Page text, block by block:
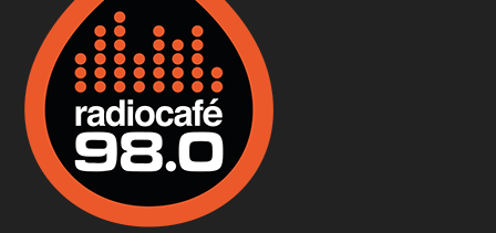
Apr 9, 2026 • 00:37:17
Fermentáljunk, a testünk meghálálja!
Apr 3, 2026 • 00:36:07